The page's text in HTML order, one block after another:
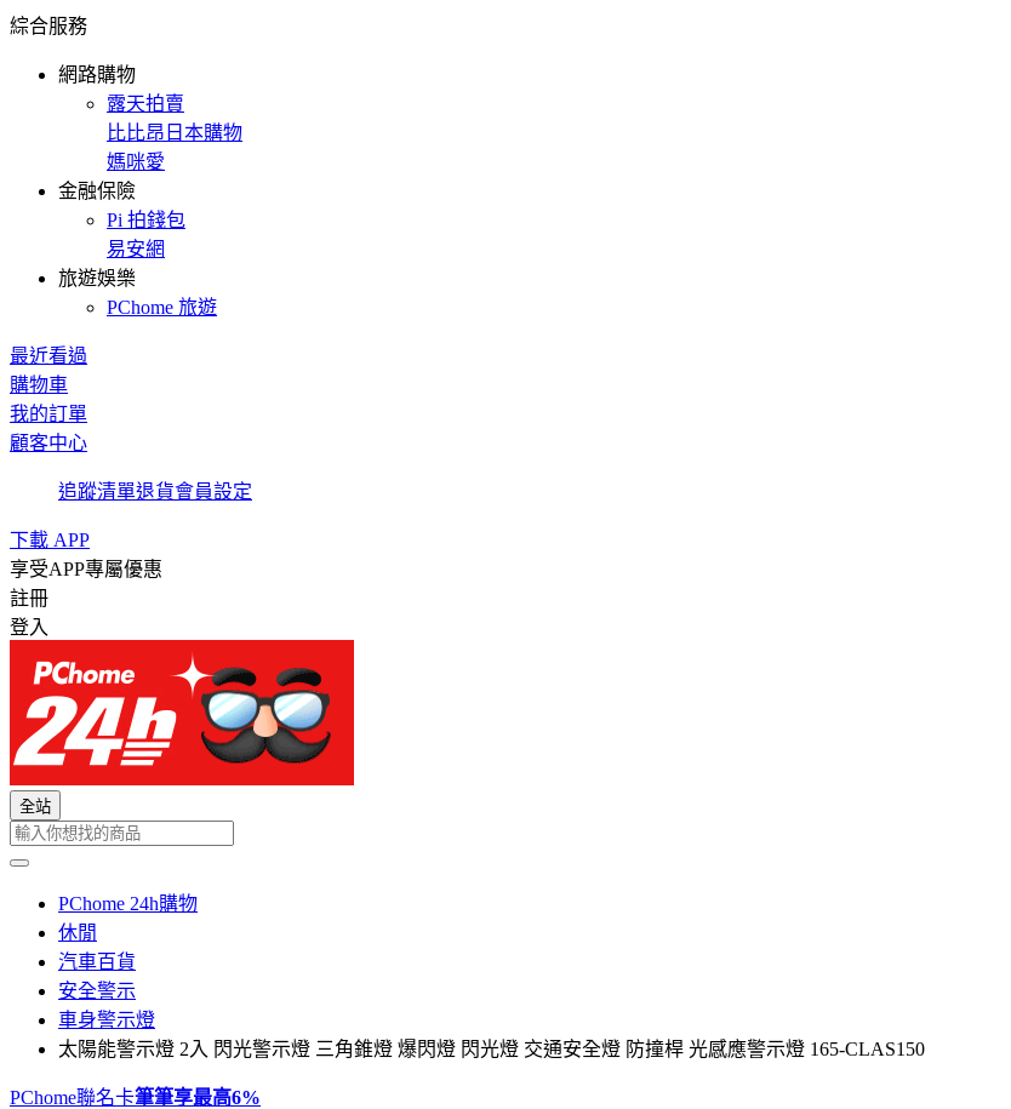
綜合服務
網路購物
露天拍賣
比比昂日本購物
媽咪愛
金融保險
Pi 拍錢包
易安網
旅遊娛樂
PChome 旅遊
最近看過
購物車
我的訂單
顧客中心
追蹤清單退貨會員設定
下載 APP
享受APP專屬優惠
註冊
登入
全站
PChome 24h購物
休閒
汽車百貨
安全警示
車身警示燈
太陽能警示燈 2入 閃光警示燈 三角錐燈 爆閃燈 閃光燈 交通安全燈 防撞桿 光感應警示燈 165-CLAS150
PChome聯名卡筆筆享最高6%